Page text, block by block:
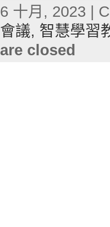
6 十月, 2023 |
會議, 智慧學習
are closed